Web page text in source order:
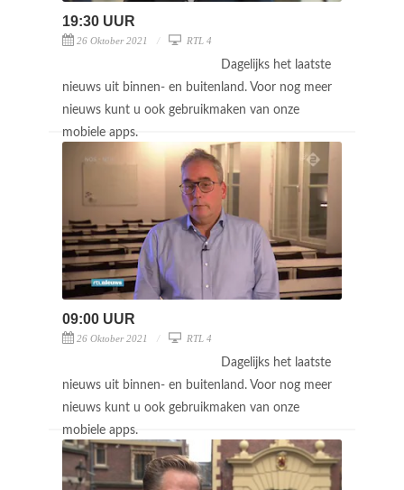
19:30 UUR
26 Oktober 2021 RTL 4
Dagelijks het laatste
nieuws uit binnen- en buitenland. Voor nog meer
nieuws kunt u ook gebruikmaken van onze
mobiele apps.
09:00 UUR
26 Oktober 2021 RTL 4
Dagelijks het laatste
nieuws uit binnen- en buitenland. Voor nog meer
nieuws kunt u ook gebruikmaken van onze
mobiele apps.